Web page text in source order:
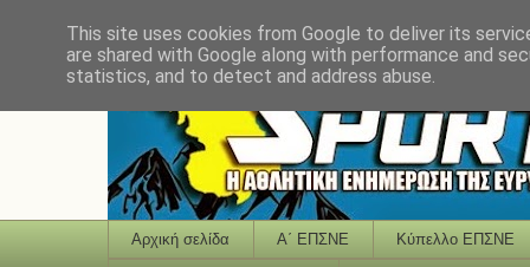
Αρχική σελίδα Α΄ ΕΠΣΝΕ Κύπελλο ΕΠΣΝΕ
This site uses cookies from Google to deliver its
are shared with Google along with performance and
statistics, and to detect and address abuse.